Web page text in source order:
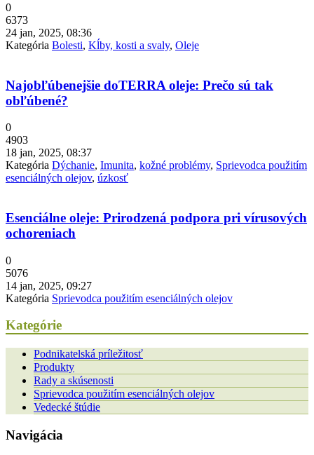
0
6373
24 jan, 2025, 08:36
Kategória Bolesti, Kĺby, kosti a svaly, Oleje
Najobľúbenejšie doTERRA oleje: Prečo sú tak
obľúbené?
0
4903
18 jan, 2025, 08:37
Kategória Dýchanie, Imunita, kožné problémy, Sprievodca použitím
esenciálných olejov, úzkosť
Esenciálne oleje: Prirodzená podpora pri vírusových
ochoreniach
0
5076
14 jan, 2025, 09:27
Kategória Sprievodca použitím esenciálných olejov
Kategórie
Podnikatelská príležitosť
Produkty
Rady a skúsenosti
Sprievodca použitím esenciálných olejov
Vedecké štúdie
Navigácia